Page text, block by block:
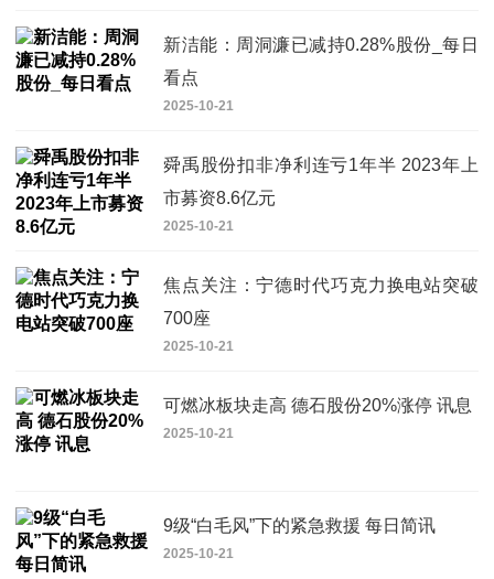
新洁能：周洞濂已减持0.28%股份_每日
看点
2025-10-21
舜禹股份扣非净利连亏1年半 2023年上
市募资8.6亿元
2025-10-21
焦点关注：宁德时代巧克力换电站突破
700座
2025-10-21
可燃冰板块走高 德石股份20%涨停 讯息
2025-10-21
9级“白毛风”下的紧急救援 每日简讯
2025-10-21